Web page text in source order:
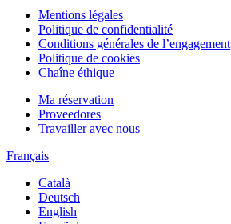
Mentions légales
Politique de confidentialité
Conditions générales de l’engagement
Politique de cookies
Chaîne éthique
Ma réservation
Proveedores
Travailler avec nous
Français
Català
Deutsch
English